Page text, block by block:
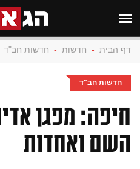
דף הבית - חדשות - חדשות חב"ד
חדשות חב"ד
חיפה: מפגן
השם ואחדות